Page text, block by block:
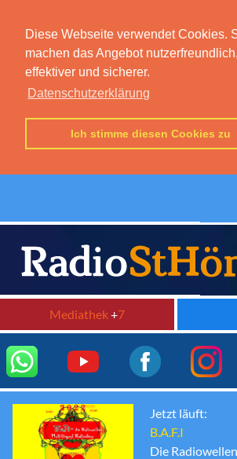
Diese Webseite verwendet Cookies.
machen das Angebot nutzerfreundlich,
effektiver und sicherer.
Datenschutzerklärung
Ich stimme diesen Cookies zu
Mediathek+7
Jetzt läuft:
B.A.F.I
Die Radiowellen